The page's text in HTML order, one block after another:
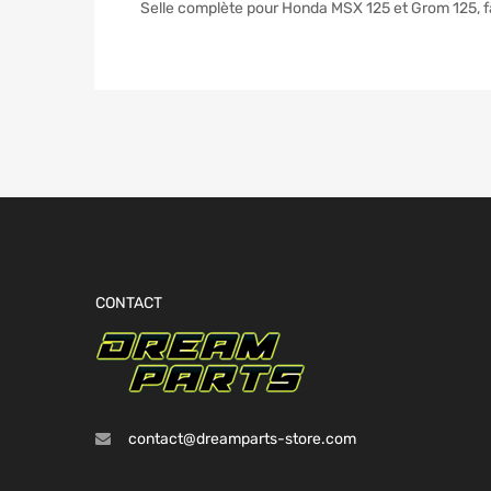
Selle complète pour Honda MSX 125 et Grom
CONTACT
contact@dreamparts-store.com